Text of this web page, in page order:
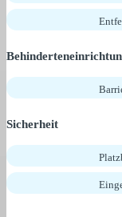
Sicherheit